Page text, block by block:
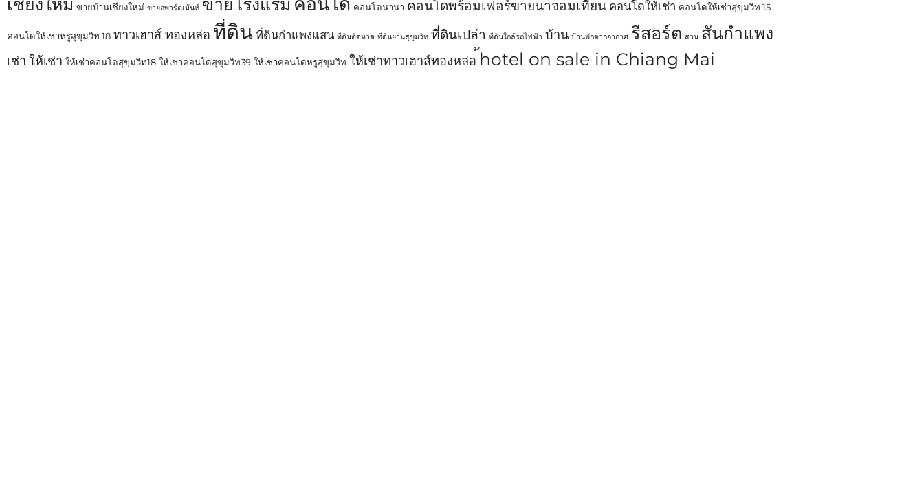
เชียงใหม่ ขายบ้านเชียงใหม่ ขายอพาร์ตเม้นท์ ขายโรงแรม คอนโดนานา คอนโดพร้อมเฟอร์ขายนาจอมเทียน คอนโดให้เช่า คอนโดให้เช่าสุขุมวิท 15
คอนโดให้เช่าหรูสุขุมวิท 18 ทาวเฮาส์ ทองหล่อ ที่ดิน ที่ดินกำแพงแสน ที่ดินติดหาด ที่ดินย่านสุขุมวิท ที่ดินเปล่า ที่ดินใกล้รถไฟฟ้า บ้าน บ้านพักตากอากาศ รีสอร์ต สวน สันกำแพง
เช่า ให้เช่า ให้เช่าคอนโดสุขุมวิท18 ให้เช่าคอนโดสุขุมวิท39 ให้เช่าคอนโดหรูสุขุมวิท ให้เช่าทาวเฮาส์ทองหล่อ ้hotel on sale in Chiang Mai